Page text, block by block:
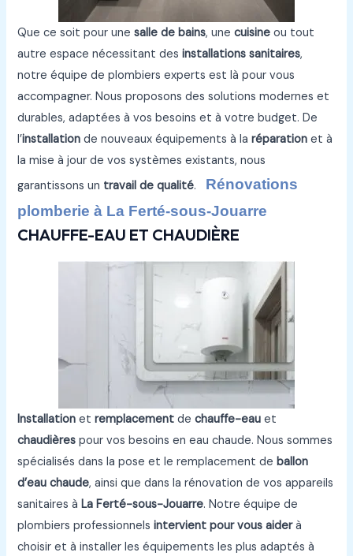
Que ce soit pour unesalle de bains, unecuisine ou tout
autre espace nécessitant desinstallations sanitaires,
notre équipe de plombiers experts est là pour vous
accompagner. Nous proposons des solutions modernes et
durables, adaptées à vos besoins et à votre budget. De
l’installation de nouveaux équipements à laréparation et à
la mise à jour de vos systèmes existants, nous
garantissons un travail de qualité. Rénovations
plomberie à La Ferté-sous-Jouarre
CHAUFFE-EAU ET CHAUDIÈRE
Installation etremplacement dechauffe-eau et
chaudières pour vos besoins en eau chaude. Nous sommes
spécialisés dans la pose et le remplacement deballon
d’eau chaude, ainsi que dans la rénovation de vos appareils
sanitaires àLa Ferté-sous-Jouarre. Notre équipe de
plombiers professionnelsintervient pour vous aiderà
choisir et à installer les équipements les plus adaptés à